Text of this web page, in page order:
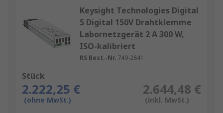
Keysight Technologies Digital
5 Digital 150V Drahtklemme
Labornetzgerät 2 A 300 W,
ISO-kalibriert
RS Best.-Nr. 749-2841
Stück
2.222,25 €
(ohne MwSt.)
2.644,48 €
(inkl. MwSt.)